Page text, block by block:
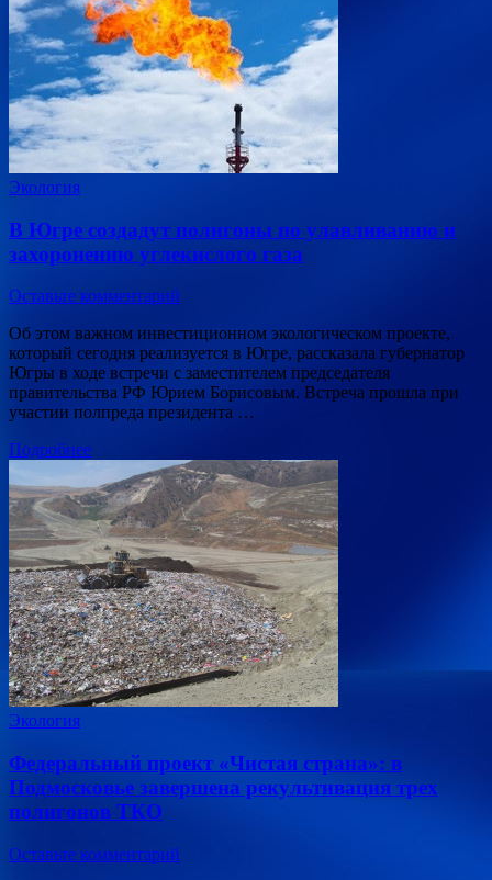
Экология
В Югре создадут полигоны по улавливанию и
захоронению углекислого газа
Оставьте комментарий
Об этом важном инвестиционном экологическом проекте,
который сегодня реализуется в Югре, рассказала губернатор
Югры в ходе встречи с заместителем председателя
правительства РФ Юрием Борисовым. Встреча прошла при
участии полпреда президента …
Подробнее
Экология
Федеральный проект «Чистая страна»: в
Подмосковье завершена рекультивация трех
полигонов ТКО
Оставьте комментарий